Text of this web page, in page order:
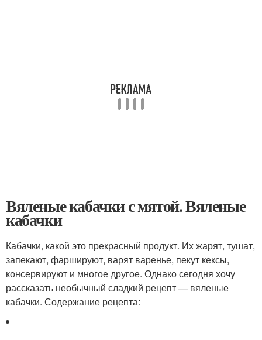
Вяленые кабачки с мятой. Вяленые
кабачки
Кабачки, какой это прекрасный продукт. Их жарят, тушат,
запекают, фаршируют, варят варенье, пекут кексы,
консервируют и многое другое. Однако сегодня хочу
рассказать необычный сладкий рецепт — вяленые
кабачки. Содержание рецепта: